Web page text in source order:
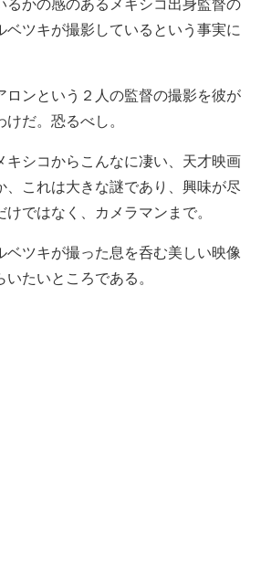
るかの感のあるメキシコ出身監督の
ベツキが撮影しているという事実に
ロンという２人の監督の撮影を彼が
だ。恐るべし。
キシコからこんなに凄い、天才映画
、これは大きな謎であり、興味が尽
けではなく、カメラマンまで。
ベツキが撮った息を呑む美しい映像
たいところである。